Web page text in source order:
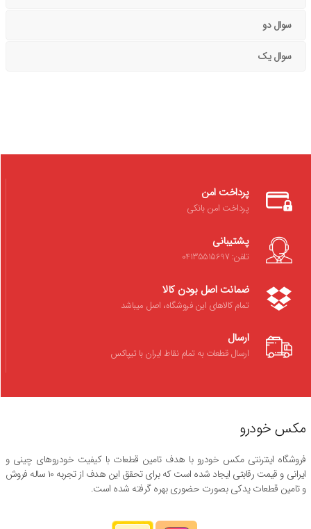
سوال دو
سوال یک
پرداخت امن
پرداخت امن بانکی
پشتیبانی
تلفن: 04135515697
ضمانت اصل بودن کالا
تمام کالاهای این فروشگاه، اصل میباشد
ارسال
ارسال قطعات به تمام نقاط ایران با تیپاکس
مکس خودرو
فروشگاه اینترنتی مکس خودرو با هدف تامین قطعات با کیفیت خودروهای چینی و
ایرانی و قیمت رقابتی ایجاد شده است که برای تحقق این هدف از تجربه ۱۰ ساله فروش
و تامین قطعات یدکی بصورت حضوری بهره گرفته شده است.